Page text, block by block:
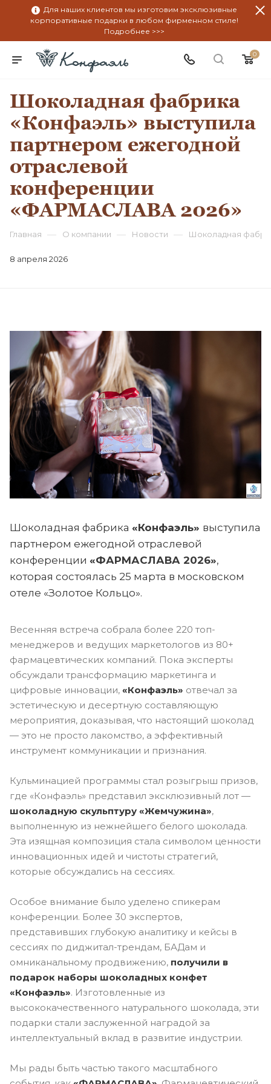
Для наших клиентов мы изготовим эксклюзивные
корпоративные подарки в любом фирменном стиле!
Подробнее >>>
0
Шоколадная фабрика
«Конфаэль» выступила
партнером ежегодной
отраслевой
конференции
«ФАРМАСЛАВА 2026»
Главная — О компании — Новости — Шоколадная
8 апреля 2026
Шоколадная фабрика «Конфаэль» выступила
партнером ежегодной отраслевой
конференции «ФАРМАСЛАВА 2026»,
которая состоялась 25 марта в московском
отеле «Золотое Кольцо».
Весенняя встреча собрала более 220 топ-
менеджеров и ведущих маркетологов из 80+
фармацевтических компаний. Пока эксперты
обсуждали трансформацию маркетинга и
цифровые инновации, «Конфаэль» отвечал за
эстетическую и десертную составляющую
мероприятия, доказывая, что настоящий шоколад
— это не просто лакомство, а эффективный
инструмент коммуникации и признания.
Кульминацией программы стал розыгрыш призов,
где «Конфаэль» представил эксклюзивный лот —
шоколадную скульптуру «Жемчужина»,
выполненную из нежнейшего белого шоколада.
Эта изящная композиция стала символом ценности
инновационных идей и чистоты стратегий,
которые обсуждались на сессиях.
Особое внимание было уделено спикерам
конференции. Более 30 экспертов,
представивших глубокую аналитику и кейсы в
сессиях по диджитал-трендам, БАДам и
омниканальному продвижению, получили в
подарок наборы шоколадных конфет
«Конфаэль». Изготовленные из
высококачественного натурального шоколада, эти
подарки стали заслуженной наградой за
интеллектуальный вклад в развитие индустрии.
Мы рады быть частью такого масштабного